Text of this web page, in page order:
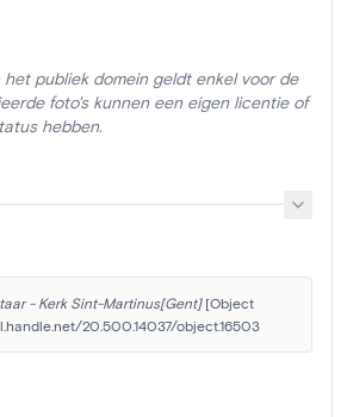
publiek domein geldt enkel voor de
foto's kunnen een eigen licentie of
hebben.
- Kerk Sint-Martinus[Gent] [Object
20.500.14037/object.16503